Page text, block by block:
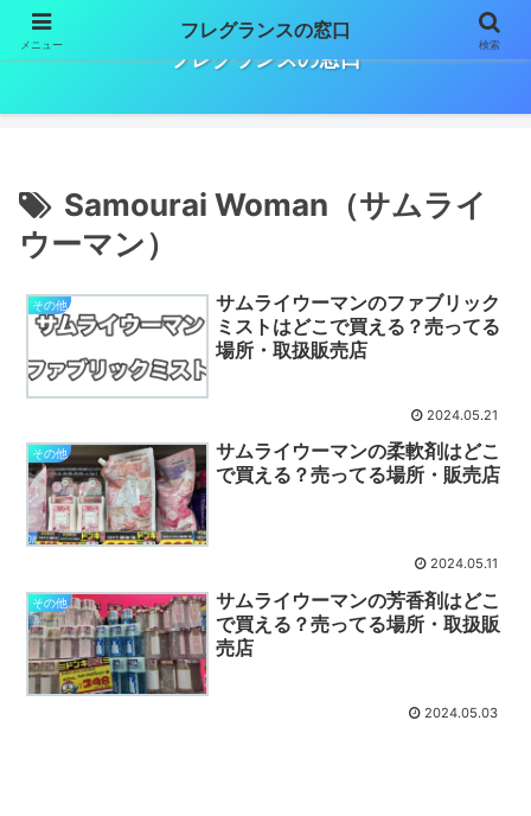
フレグランスの窓口
Samourai Woman（サムライ
ウーマン）
その他
サムライウーマンのファブリック
ミストはどこで買える？売ってる
場所・取扱販売店
2024.05.21
その他
サムライウーマンの柔軟剤はどこ
で買える？売ってる場所・販売店
2024.05.11
その他
サムライウーマンの芳香剤はどこ
で買える？売ってる場所・取扱販
売店
2024.05.03
メニュー
フレグランスの窓口
検索